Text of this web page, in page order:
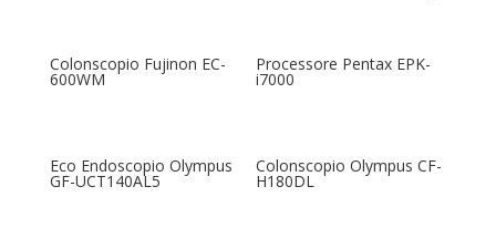
Colonscopio Fujinon EC-
600WM
Processore Pentax EPK-
i7000
Eco Endoscopio Olympus
GF-UCT140AL5
Colonscopio Olympus CF-
H180DL